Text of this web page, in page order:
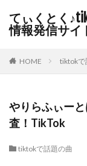
てぃくとく
情報発信サイ
HOME tiktokで
やりらふぃー
査！TikTok
tiktokで話題の曲